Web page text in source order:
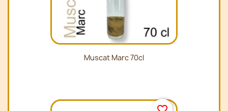
Muscat Marc 70cl